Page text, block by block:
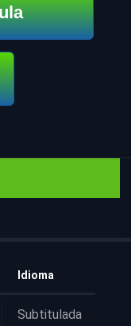
Idioma
Subtitulada